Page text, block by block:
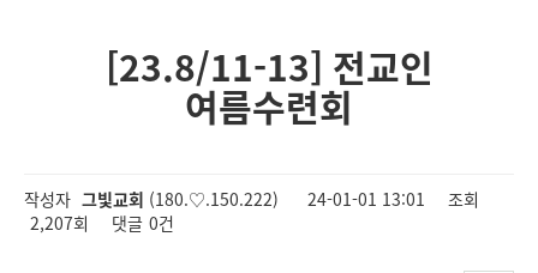
[23.8/11-13] 전교인
여름수련회
작성자 그빛교회 (180.♡.150.222) 24-01-01 13:01
조회
2,207회
댓글 0건